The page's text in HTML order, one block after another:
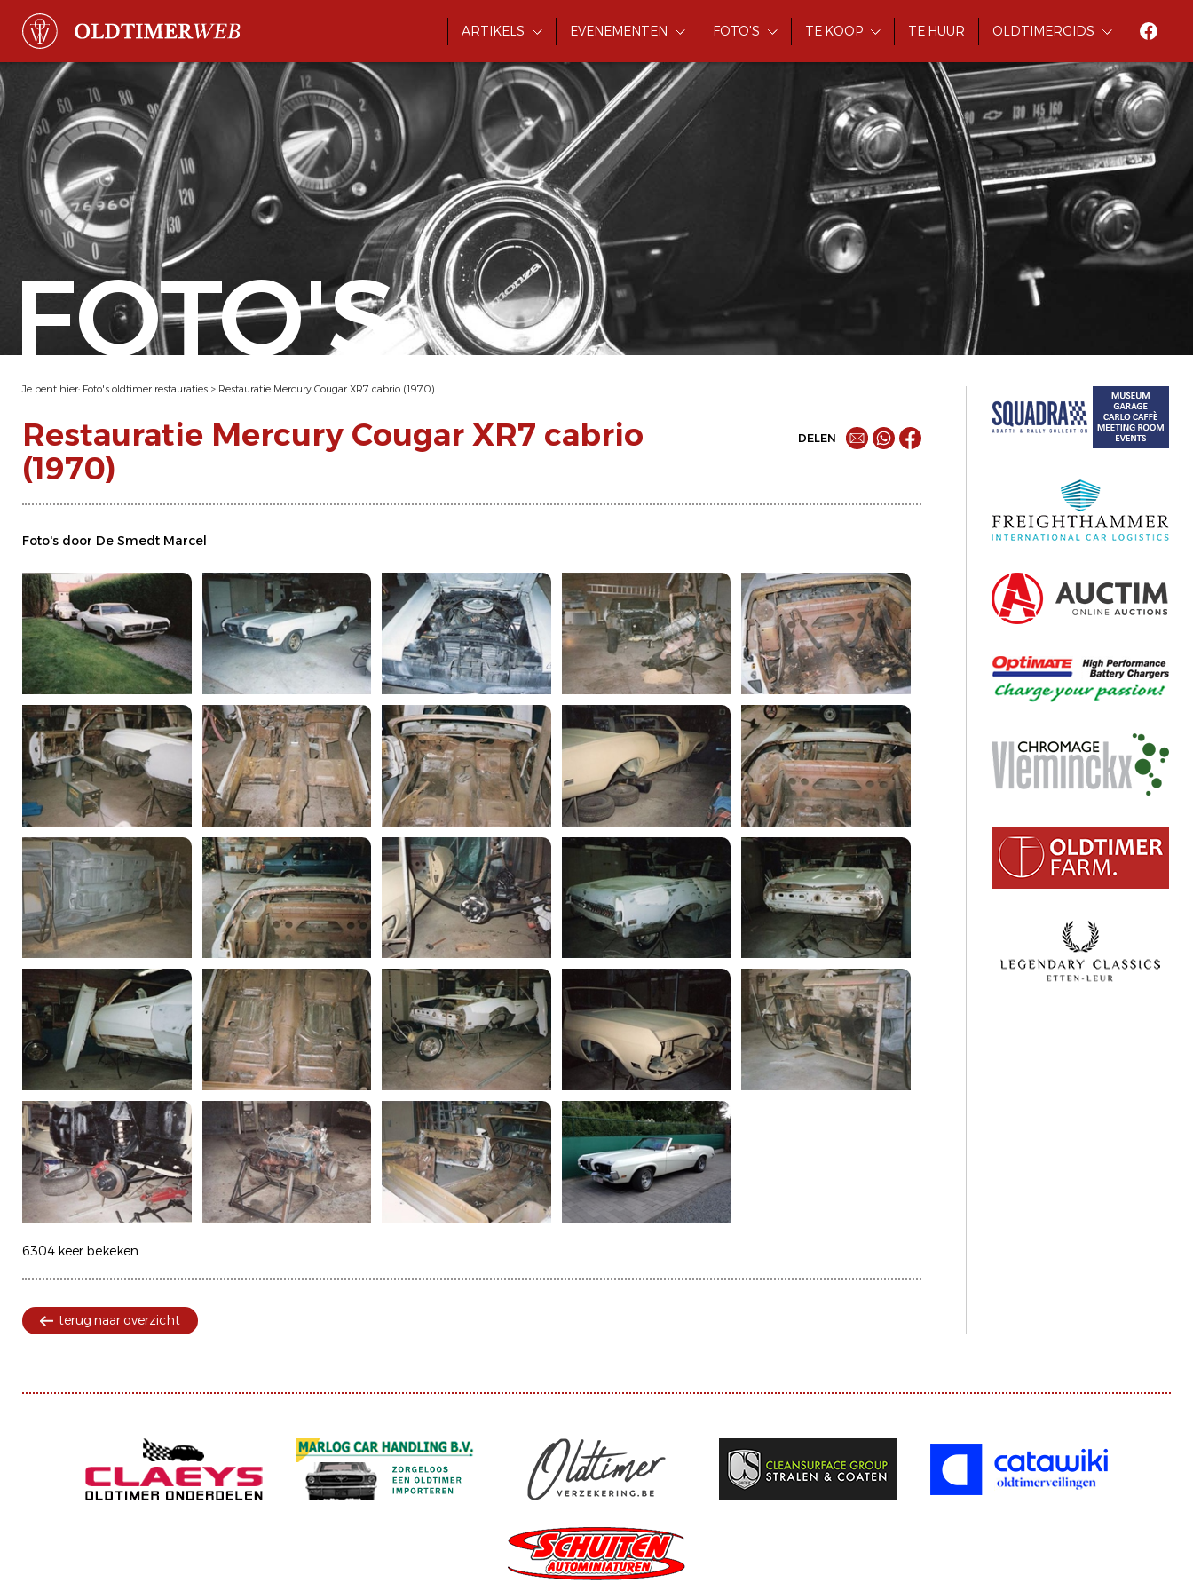
ARTIKELS EVENEMENTEN FOTO'S TE KOOP TE HUUR OLDTIMERGIDS
FOTO'S
Je bent hier: Foto's oldtimer restauraties > Restauratie Mercury Cougar XR7 cabrio (1970)
Restauratie Mercury Cougar XR7 cabrio
(1970)
DELEN
Foto's door De Smedt Marcel
6304 keer bekeken
terug naar overzicht